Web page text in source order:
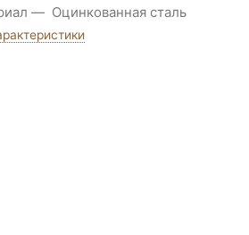
Оцинкованная сталь